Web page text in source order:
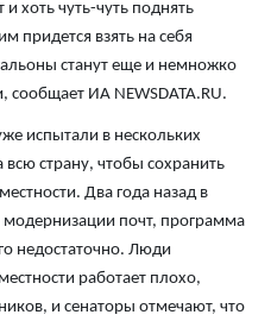
хоть чуть-чуть поднять
придется взять на себя
станут еще и немножко
ИА NEWSDATA.RU.
испытали в нескольких
всю страну, чтобы сохранить
Два года назад в
модернизации почт, программа
недостаточно. Люди
работает плохо,
и сенаторы отмечают, что